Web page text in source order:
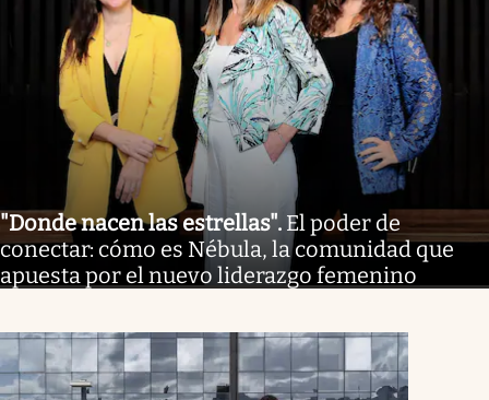
"Donde nacen las estrellas". El poder de
conectar: cómo es Nébula, la comunidad que
apuesta por el nuevo liderazgo femenino